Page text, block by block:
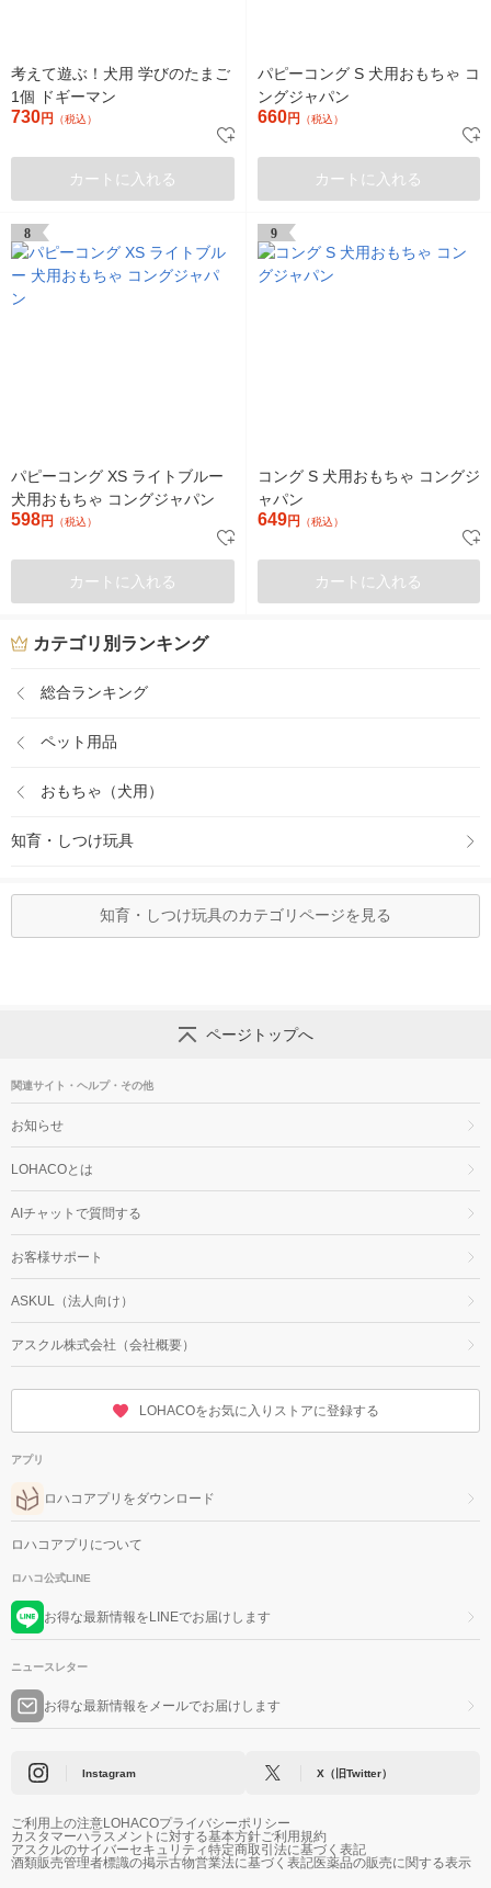
考えて遊ぶ！犬用 学びのたまご
1個 ドギーマン
730円 （税込）
カートに入れる
パピーコング S 犬用おもちゃ コ
ングジャパン
660円 （税込）
カートに入れる
8
パピーコング XS ライトブルー
犬用おもちゃ コングジャパン
598円 （税込）
カートに入れる
9
コング S 犬用おもちゃ コングジ
ャパン
649円 （税込）
カートに入れる
カテゴリ別ランキング
総合ランキング
ペット用品
おもちゃ（犬用）
知育・しつけ玩具
知育・しつけ玩具のカテゴリページを見る
ページトップへ
関連サイト・ヘルプ・その他
お知らせ
LOHACOとは
AIチャットで質問する
お客様サポート
ASKUL（法人向け）
アスクル株式会社（会社概要）
LOHACOをお気に入りストアに登録する
アプリ
ロハコアプリをダウンロード
ロハコアプリについて
ロハコ公式LINE
お得な最新情報をLINEでお届けします
ニュースレター
お得な最新情報をメールでお届けします
Instagram X（旧Twitter）
ご利用上の注意LOHACOプライバシーポリシー
カスタマーハラスメントに対する基本方針ご利用規約
アスクルのサイバーセキュリティ特定商取引法に基づく表記
酒類販売管理者標識の掲示古物営業法に基づく表記医薬品の販売に関する表示